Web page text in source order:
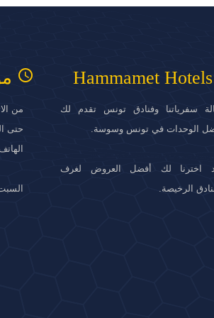
سفرياتنا وفنادق تونس تقدم لك
الوحدات في تونس وسوسة.
اخترنا لك أفضل العروض لغرف
الرخيصة.
access_time
حتى
الهاتف. :